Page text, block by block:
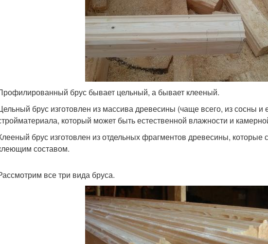
брус бывает цельный, а бывает клееный.
брус изготовлен из массива древесины (чаще всего, из сосны и
который может быть естественной влажности и
брус изготовлен из отдельных фрагментов древесины,
составом.
все три вида бруса.